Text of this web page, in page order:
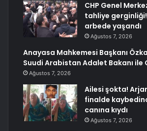
CHP Genel
tahliye
arbede yaşandı
Ağustos 7, 2026
Anayasa Mahkemesi Başkanı
Suudi Arabistan Adalet Bakanı ile
Ağustos 7, 2026
Ailesi şokta!
finalde
canına kıydı
Ağustos 7, 2026